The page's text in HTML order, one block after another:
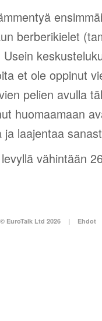
berberikielet
et ole oppinut
pelien avulla
huomaamaan
ja laajentaa
vähintään
© EuroTalk Ltd 2026 | Ehdot